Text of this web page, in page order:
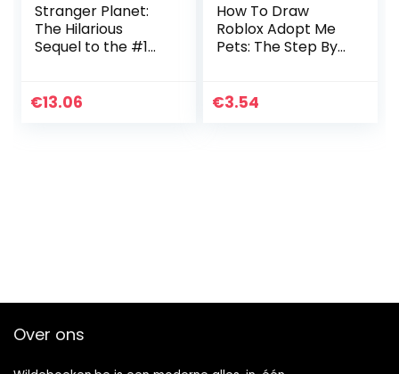
Stranger Planet:
The Hilarious
Sequel to the #1
€13.06
How To Draw
Roblox Adopt Me
Pets: The Step By
Roblox Adopt Me
€3.54
Over ons